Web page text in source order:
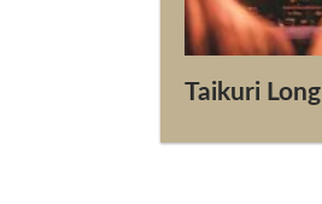
Taikuri Long